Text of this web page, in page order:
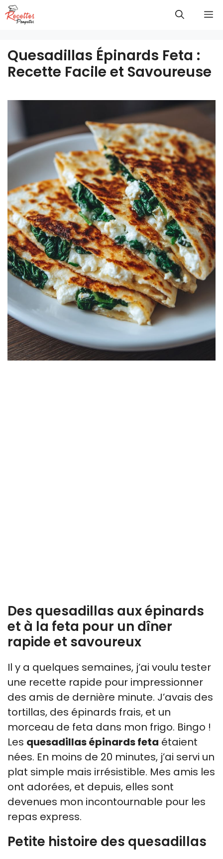
Aller
au
Quesadillas Épinards Feta :
Recette Facile et Savoureuse
Des quesadillas aux épinards
et à la feta pour un dîner
rapide et savoureux
Il y a quelques semaines, j’ai voulu tester
une recette rapide pour impressionner
des amis de dernière minute. J’avais des
tortillas, des épinards frais, et un
morceau de feta dans mon frigo. Bingo !
Les quesadillas épinards feta étaient
nées. En moins de 20 minutes, j’ai servi un
plat simple mais irrésistible. Mes amis les
ont adorées, et depuis, elles sont
devenues mon incontournable pour les
repas express.
Petite histoire des quesadillas